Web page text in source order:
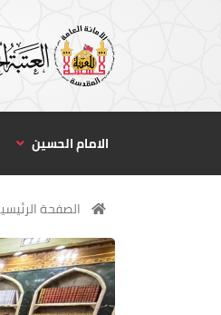
الامام الحسين
الصفحة